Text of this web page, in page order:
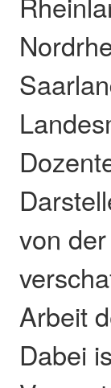
von
Arbeit
Dabei